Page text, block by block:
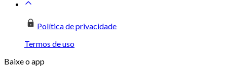
Política de privacidade
Termos de uso
Baixe o app